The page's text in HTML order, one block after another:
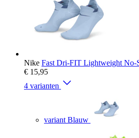
Nike Fast Dri-FIT Lightweight No-
€ 15,95
4 varianten
variant Blauw